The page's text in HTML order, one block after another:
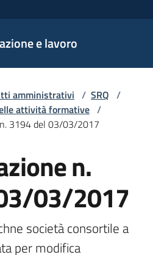
e lavoro
amministrativi / SRQ /
attività formative /
3194 del 03/03/2017
n.
03/2017
società consortile a
per modifica